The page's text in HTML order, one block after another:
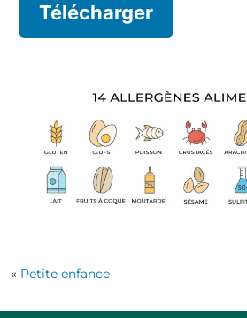
Télécharger
« Petite enfance